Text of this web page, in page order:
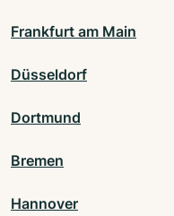
Frankfurt am Main
Düsseldorf
Dortmund
Bremen
Hannover